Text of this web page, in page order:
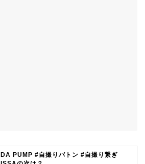
DA PUMP #自撮りバトン #自撮り繋ぎ